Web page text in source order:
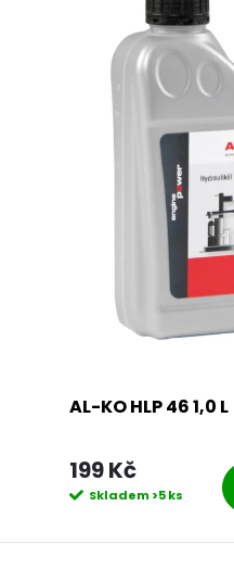
AL-KO HLP 46 1,0 L
199 Kč
Skladem>5 ks